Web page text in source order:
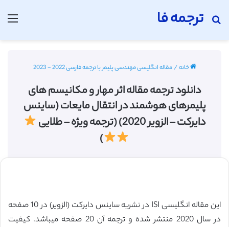
ترجمه فا
جستجو برای
خانه/مقاله انگلیسی مهندسی پلیمر با ترجمه فارسی 2022 - 2023
دانلود ترجمه مقاله اثر مهار و مکانیسم های
پلیمرهای هوشمند در انتقال مایعات (ساینس
دایرکت – الزویر 2020) (ترجمه ویژه – طلایی
)
این مقاله انگلیسی ISI در نشریه ساینس دایرکت (الزویر) در 10 صفحه
در سال 2020 منتشر شده و ترجمه آن 20 صفحه میباشد. کیفیت